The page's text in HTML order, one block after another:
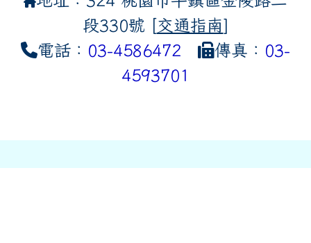
段330號 [交通指南]
電話： 03-4586472 傳真： 03-
4593701